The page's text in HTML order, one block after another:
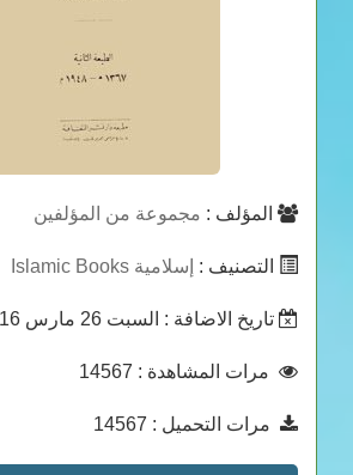
المؤلف : مجموعة من المؤلفين
التصنيف : إسلامية Islamic Books
تاريخ الاضافة : السبت 26 مارس 2016
مرات المشاهدة : 14567
مرات التحميل : 14567